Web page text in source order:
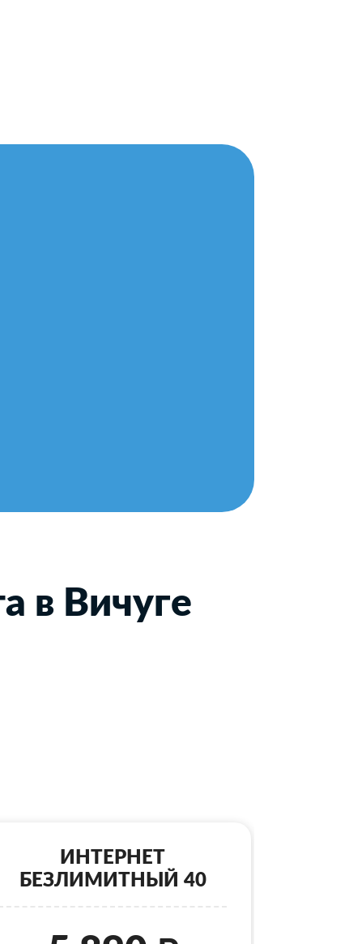
в Вичуге
ИНТЕРНЕТ
БЕЗЛИМИТНЫЙ 40